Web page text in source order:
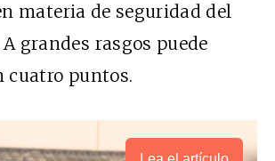
materia de seguridad del
grandes rasgos puede
cuatro puntos.